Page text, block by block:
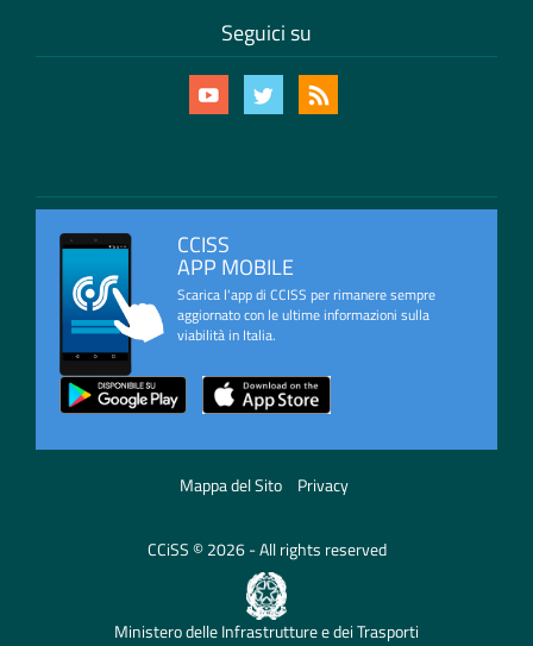
Seguici su
CCISS
APP MOBILE
Scarica l'app di CCISS per rimanere sempre
aggiornato con le ultime informazioni sulla
viabilità in Italia.
Mappa del Sito Privacy
CCiSS © 2026 - All rights reserved
Ministero delle Infrastrutture e dei Trasporti